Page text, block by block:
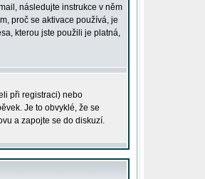
následujte instrukce v něm
proč se aktivace používá, je
kterou jste použili je platná,
při registraci) nebo
Je to obvyklé, že se
a zapojte se do diskuzí.